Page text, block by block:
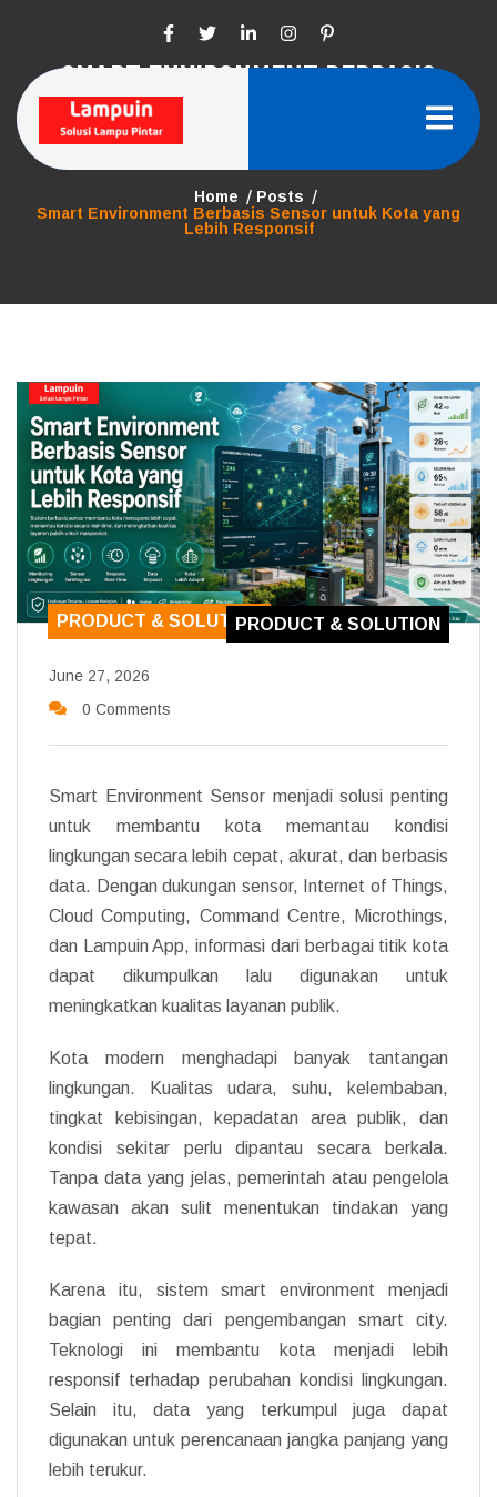
SMART ENVIRONMENT BERBASIS
SENSOR UNTUK KOTA YANG LEBIH
Home
Posts
Smart Environment Berbasis Sensor untuk Kota yang
Lebih Responsif
PRODUCT & SOLUTIONPRODUCT & SOLUTION
June 27, 2026
0 Comments
Smart Environment Sensor menjadi solusi penting
untuk membantu kota memantau kondisi
lingkungan secara lebih cepat, akurat, dan berbasis
data. Dengan dukungan sensor, Internet of Things,
Cloud Computing, Command Centre, Microthings,
dan Lampuin App, informasi dari berbagai titik kota
dapat dikumpulkan lalu digunakan untuk
meningkatkan kualitas layanan publik.
Kota modern menghadapi banyak tantangan
lingkungan. Kualitas udara, suhu, kelembaban,
tingkat kebisingan, kepadatan area publik, dan
kondisi sekitar perlu dipantau secara berkala.
Tanpa data yang jelas, pemerintah atau pengelola
kawasan akan sulit menentukan tindakan yang
tepat.
Karena itu, sistem smart environment menjadi
bagian penting dari pengembangan smart city.
Teknologi ini membantu kota menjadi lebih
responsif terhadap perubahan kondisi lingkungan.
Selain itu, data yang terkumpul juga dapat
digunakan untuk perencanaan jangka panjang yang
lebih terukur.